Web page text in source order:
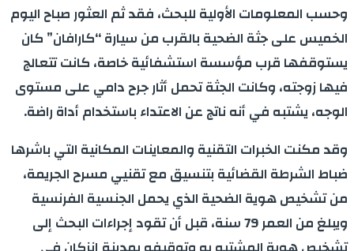
وحسب المعلومات الأولية للبحث، فقد ثم العثور صباح اليوم
الخميس على جثة الضحية بالقرب من سيارة “كارافان” كان
يستوقفها قرب مؤسسة استشفائية خاصة، كانت تتعالج
فيها زوجته، وكانت الجثة تحمل أثار جرح دامي على مستوى
الوجه، يشتبه في أنه ناتج عن الاعتداء باستخدام أداة راضة.
وقد مكنت الخبرات التقنية والمعاينات المكانية التي باشرها
ضباط الشرطة القضائية بتنسيق مع تقنيي مسرح الجريمة،
من تشخيص هوية الضحية الذي يحمل الجنسية الفرنسية
ويبلغ من العمر 79 سنة، قبل أن تقود إجراءات البحث إلى